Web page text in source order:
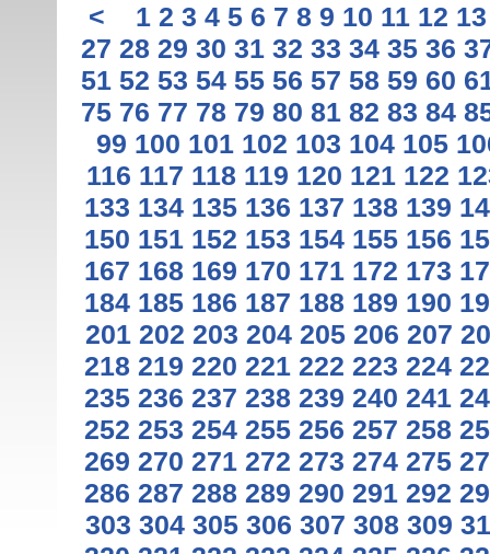
< 1 2 3 4 5 6 7 8 9 10 11 12 13
27 28 29 30 31 32 33 34 35 36
51 52 53 54 55 56 57 58 59 60
75 76 77 78 79 80 81 82 83 84
99 100 101 102 103 104 105
116 117 118 119 120 121 122
133 134 135 136 137 138 139
150 151 152 153 154 155 156
167 168 169 170 171 172 173
184 185 186 187 188 189 190
201 202 203 204 205 206 207
218 219 220 221 222 223 224
235 236 237 238 239 240 241
252 253 254 255 256 257 258
269 270 271 272 273 274 275
286 287 288 289 290 291 292
303 304 305 306 307 308 309